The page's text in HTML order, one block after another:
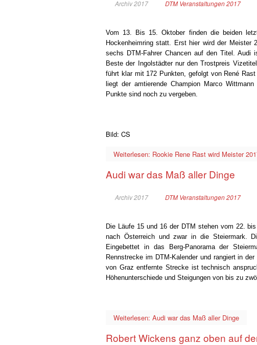
Archiv 2017 DTM Veranstaltungen 2017
Vom 13. Bis 15. Oktober finden die beiden
Hockenheimring statt. Erst hier wird der Meister
sechs DTM-Fahrer Chancen auf den Titel.
Beste der Ingolstädter nur den Trostpreis
führt klar mit 172 Punkten, gefolgt von René
liegt der amtierende Champion Marco
Punkte sind noch zu vergeben.
Bild: CS
Weiterlesen: Rookie Rene Rast wird Meister
Audi war das Maß aller Dinge
Archiv 2017 DTM Veranstaltungen 2017
Die Läufe 15 und 16 der DTM stehen vom 22.
nach Österreich und zwar in die Steiermark.
Eingebettet in das Berg-Panorama der
Rennstrecke im DTM-Kalender und rangiert in
von Graz entfernte Strecke ist technisch
Höhenunterschiede und Steigungen von bis zu
Weiterlesen: Audi war das Maß aller Dinge
Robert Wickens ganz oben auf